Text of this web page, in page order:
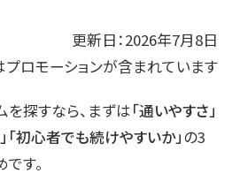
更新日：2026年7月8日
ロモーションが含まれています
探すなら、まずは「通いやすさ」
「初心者でも続けやすいか」の3
す。